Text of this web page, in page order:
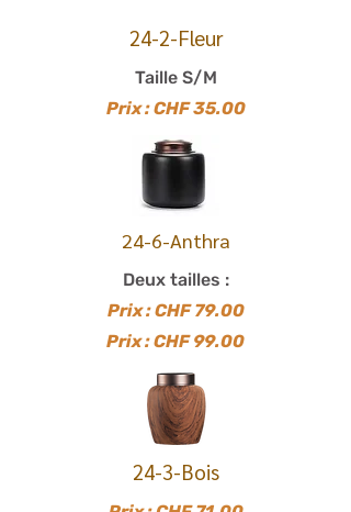
24-2-Fleur
Taille S/M
Prix : CHF 35.00
24-6-Anthra
Deux tailles :
Prix : CHF 79.00
Prix : CHF 99.00
24-3-Bois